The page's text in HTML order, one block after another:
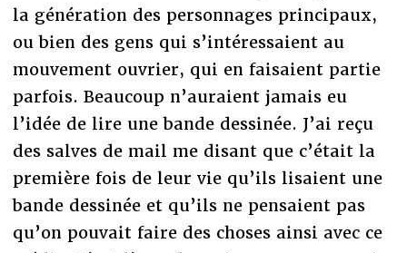
la génération des personnages principaux,
ou bien des gens qui s’intéressaient au
mouvement ouvrier, qui en faisaient partie
parfois. Beaucoup n’auraient jamais eu
l’idée de lire une bande dessinée. J’ai reçu
des salves de mail me disant que c’était la
première fois de leur vie qu’ils lisaient une
bande dessinée et qu’ils ne pensaient pas
qu’on pouvait faire des choses ainsi avec ce